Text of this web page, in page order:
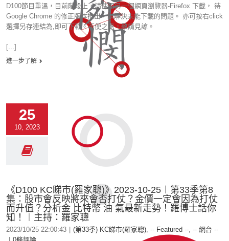
D100節目重溫，目前階段上，請使用另一個網頁瀏覽器-Firefox 下載， 待
Google Chrome 的修正版本推出，以解決未能下載的問題。 亦可按右click
選擇另存連結為,即可下載。不便之處，敬請見諒。
[...]
進一步了解
25
10, 2023
《D100 KC睇市(羅家聰)》2023-10-25︱第33季第8
集：股市會反映將來會否打仗？金價一定會因為打仗
而升值？分析金 比特幣 油 氣最新走勢！羅博士話你
知！︱主持：羅家聰
2023/10/25 22:00:43 (第33季) KC睇市(羅家聰), -- Featured --, -- 網台 --